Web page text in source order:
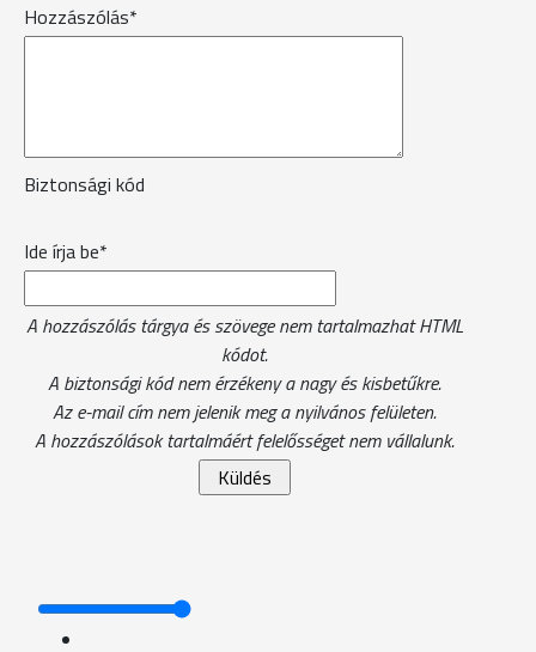
Hozzászólás*
Biztonsági kód
Ide írja be*
A hozzászólás tárgya és szövege nem tartalmazhat HTML
kódot.
A biztonsági kód nem érzékeny a nagy és kisbetűkre.
Az e-mail cím nem jelenik meg a nyilvános felületen.
A hozzászólások tartalmáért felelősséget nem vállalunk.